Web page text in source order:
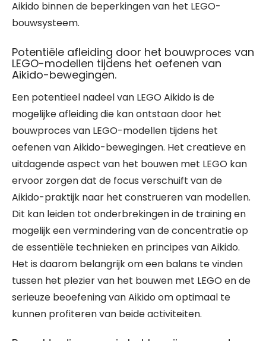
Aikido binnen de beperkingen van het LEGO-
bouwsysteem.
Potentiële afleiding door het bouwproces van
LEGO-modellen tijdens het oefenen van
Aikido-bewegingen.
Een potentieel nadeel van LEGO Aikido is de
mogelijke afleiding die kan ontstaan door het
bouwproces van LEGO-modellen tijdens het
oefenen van Aikido-bewegingen. Het creatieve en
uitdagende aspect van het bouwen met LEGO kan
ervoor zorgen dat de focus verschuift van de
Aikido-praktijk naar het construeren van modellen.
Dit kan leiden tot onderbrekingen in de training en
mogelijk een vermindering van de concentratie op
de essentiële technieken en principes van Aikido.
Het is daarom belangrijk om een balans te vinden
tussen het plezier van het bouwen met LEGO en de
serieuze beoefening van Aikido om optimaal te
kunnen profiteren van beide activiteiten.